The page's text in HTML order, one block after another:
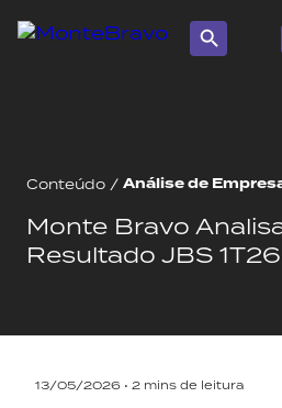
Conteúdo / Análise de
Monte Bravo
Resultado JBS 1T26
13/05/2026 • 2 mins de leitura